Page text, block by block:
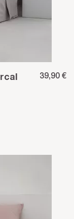
39,90 €